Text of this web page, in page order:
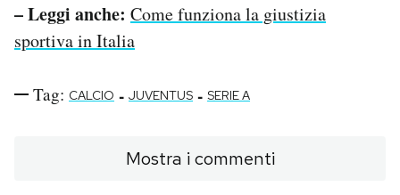
– Leggi anche: Come funziona la giustizia
sportiva in Italia
Tag: CALCIO - JUVENTUS - SERIE A
Mostra i commenti